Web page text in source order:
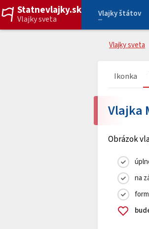
Statnevlajky.sk
Vlajky sveta
Vlajky štátov
Vlajky sveta
Ikonka
Vlajka
Obrázok
na